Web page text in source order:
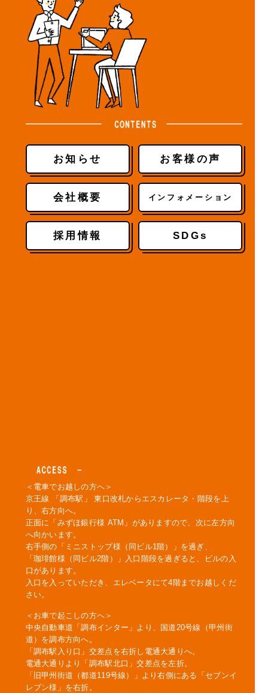
お知らせ お客様の声
会社概要 インフォメーション
採用情報 SDGs
＜電車でお越しの方へ＞
京王線 「調布駅」 東口改札からエスカレータ・階段を上
り、右方向へ。
正面に「みずほ銀行様 ATM」がありますので、次に左方向
へ向かいます。
右手側の「ミニストップ様（同ビル1階）」を過ぎ、
「珈琲館様（同ビル2階）」入口階段を過ぎると、ビルの入
口があります。
入口を入っていただき、エレベータにて4階までお越しくだ
さい。
＜お車で起こしの方へ＞
中央自動車道「調布インター」より、国道20号線（甲州街
道）を調布方向へ。
「調布駅入り口」交差点を右折し電通大通りへ。
電通大通りより「調布駅北口」交差点を左折。
「旧甲州街道（都道119号線）」より右側にある「セブンイ
レブン様」を右折。